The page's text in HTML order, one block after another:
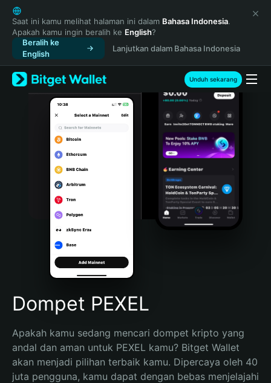
English
日本語
Tiếng Việt
Русский
Español (Latinoamérica)
Türkçe
Italiano
Português (Portugal)
Bahasa Indonesia
Português (Brasil)
Español (Argentina)
Saat ini kamu melihat halaman ini dalam Bahasa Indonesia.
Apakah kamu ingin beralih ke English?
Beralih ke
English
Lanjutkan dalam Bahasa Indonesia
Unduh sekarang
Dompet PEXEL
Apakah kamu sedang mencari dompet kripto yang
andal dan aman untuk PEXEL kamu? Bitget Wallet
akan menjadi pilihan terbaik kamu. Dipercaya oleh 40
juta pengguna, kamu dapat dengan bebas menjelajahi